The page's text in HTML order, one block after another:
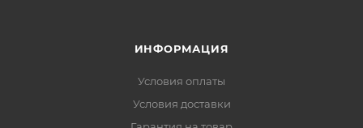
ИНФОРМАЦИЯ
Условия оплаты
Условия доставки